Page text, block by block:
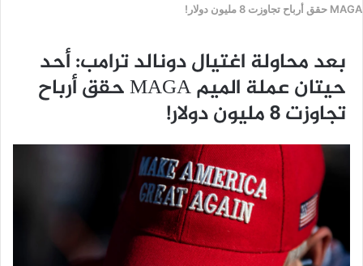
MAGA حقق أرباح تجاوزت 8 مليون دولار!
بعد محاولة اغتيال دونالد ترامب: أحد
حيتان عملة الميم MAGA حقق أرباح
تجاوزت 8 مليون دولار!